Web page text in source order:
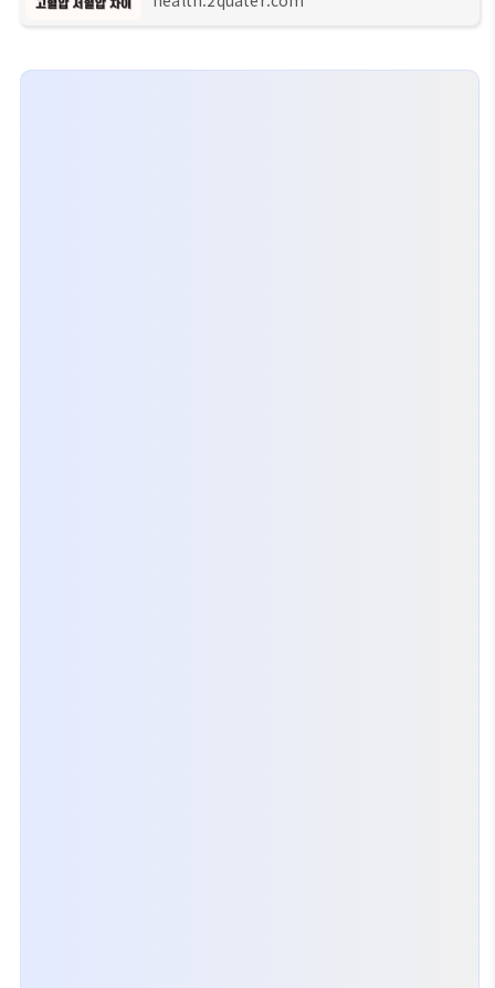
으로 국내 고혈압 진단을 받은 환자수는 무려